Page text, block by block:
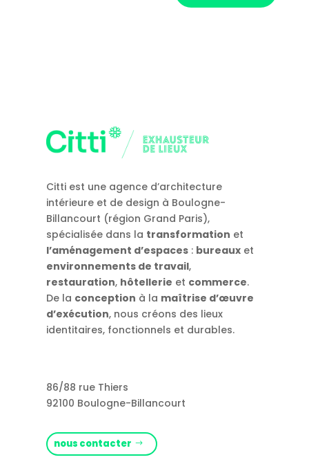
Citti est une agence d’architecture
intérieure et de design à Boulogne-
Billancourt (région Grand Paris),
spécialisée dans la transformation et
l’aménagement d’espaces : bureaux et
environnements de travail,
restauration, hôtellerie et commerce.
De la conception à la maîtrise d’œuvre
d’exécution, nous créons des lieux
identitaires, fonctionnels et durables.
86/88 rue Thiers
92100 Boulogne-Billancourt
nous contacter